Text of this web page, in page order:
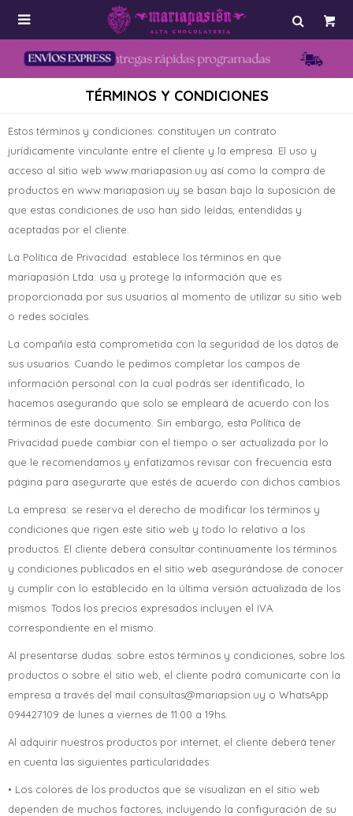

TÉRMINOS Y CONDICIONES
Estos términos y condiciones: constituyen un contrato
jurídicamente vinculante entre el cliente y la empresa. El uso y
acceso al sitio web www.mariapasion.uy así como la compra de
productos en www.mariapasion.uy se basan bajo la suposición de
que estas condiciones de uso han sido leídas, entendidas y
aceptadas por el cliente.
La Política de Privacidad: establece los términos en que
mariapasión Ltda. usa y protege la información que es
proporcionada por sus usuarios al momento de utilizar su sitio web
o redes sociales.
La compañía está comprometida con la seguridad de los datos de
sus usuarios. Cuando le pedimos completar los campos de
información personal con la cual podrás ser identificado, lo
hacemos asegurando que solo se empleará de acuerdo con los
términos de este documento. Sin embargo, esta Política de
Privacidad puede cambiar con el tiempo o ser actualizada por lo
que le recomendamos y enfatizamos revisar con frecuencia esta
página para asegurarte que estés de acuerdo con dichos cambios.
La empresa: se reserva el derecho de modificar los términos y
condiciones que rigen este sitio web y todo lo relativo a los
productos. El cliente deberá consultar continuamente los términos
y condiciones publicados en el sitio web asegurándose de conocer
y cumplir con lo establecido en la última versión actualizada de los
mismos. Todos los precios expresados incluyen el IVA
correspondiente en el mismo.
Al presentarse dudas: sobre estos términos y condiciones, sobre los
productos o sobre el sitio web, el cliente podrá comunicarte con la
empresa a través del mail consultas@mariapsion.uy o WhatsApp
094427109 de lunes a viernes de 11:00 a 19hs.
Al adquirir nuestros productos por internet, el cliente deberá tener
en cuenta las siguientes particularidades:
• Los colores de los productos que se visualizan en el sitio web
dependen de muchos factores, incluyendo la configuración de su